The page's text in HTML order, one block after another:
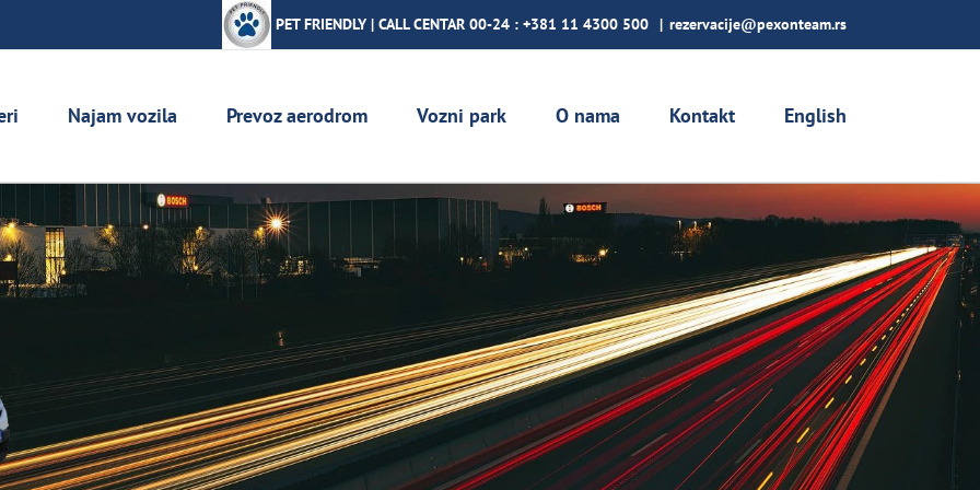
PET FRIENDLY | CALL CENTAR 00-24 : +381 11 4300 500 | rezervacije@pexonteam.rs
Najam vozila Prevoz aerodrom Vozni park O nama Kontakt English